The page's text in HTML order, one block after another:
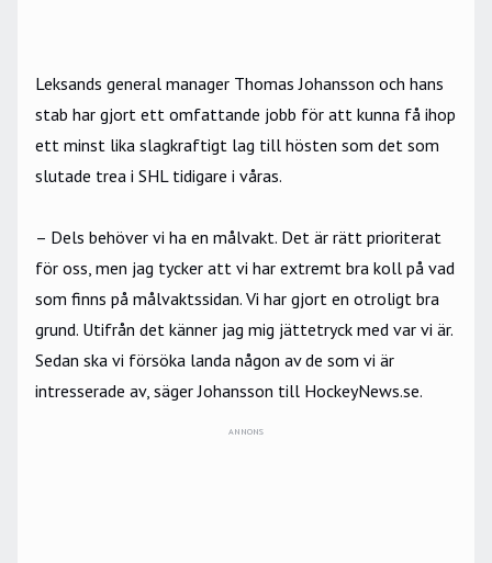
Leksands general manager Thomas Johansson och hans
stab har gjort ett omfattande jobb för att kunna få ihop
ett minst lika slagkraftigt lag till hösten som det som
slutade trea i SHL tidigare i våras.
– Dels behöver vi ha en målvakt. Det är rätt prioriterat
för oss, men jag tycker att vi har extremt bra koll på vad
som finns på målvaktssidan. Vi har gjort en otroligt bra
grund. Utifrån det känner jag mig jättetryck med var vi är.
Sedan ska vi försöka landa någon av de som vi är
intresserade av, säger Johansson till HockeyNews.se.
ANNONS